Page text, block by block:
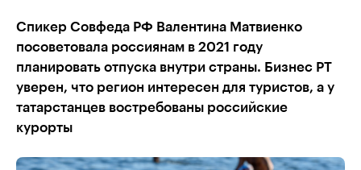
Спикер Совфеда РФ Валентина Матвиенко
посоветовала россиянам в 2021 году
планировать отпуска внутри страны. Бизнес РТ
уверен, что регион интересен для туристов, а у
татарстанцев востребованы российские
курорты